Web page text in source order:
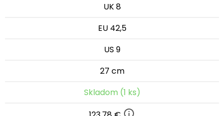
UK 8
EU 42,5
US 9
27 cm
Skladom (1 ks)